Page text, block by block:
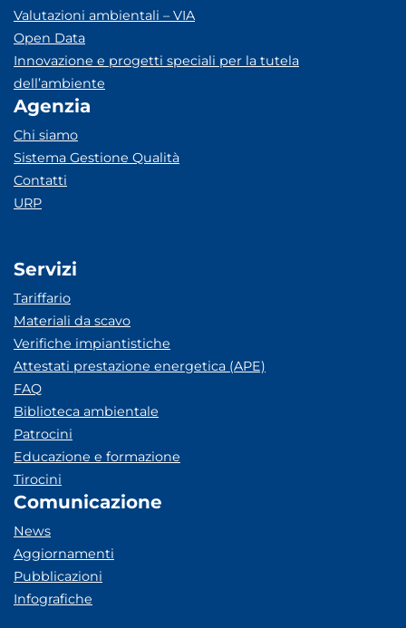
Valutazioni ambientali – VIA
Open Data
Innovazione e progetti speciali per la tutela
dell’ambiente
Agenzia
Chi siamo
Sistema Gestione Qualità
Contatti
URP
Servizi
Tariffario
Materiali da scavo
Verifiche impiantistiche
Attestati prestazione energetica (APE)
FAQ
Biblioteca ambientale
Patrocini
Educazione e formazione
Tirocini
Comunicazione
News
Aggiornamenti
Pubblicazioni
Infografiche